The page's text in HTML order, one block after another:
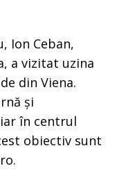
Ion Ceban,
a vizitat uzina
din Viena.
și
în centrul
obiectiv sunt